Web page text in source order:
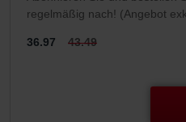
regelmäßig nach! (Angebot
36.97 43.49